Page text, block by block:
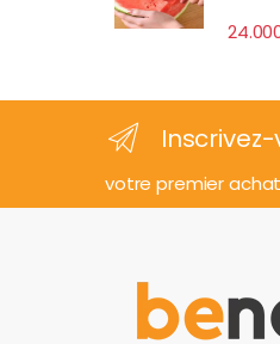
votre premier achat